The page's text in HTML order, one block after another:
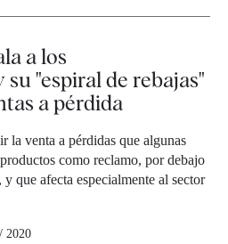
a los
"espiral de rebajas"
a pérdida
la venta a pérdidas que algunas
como reclamo, por debajo
que afecta especialmente al sector
2020